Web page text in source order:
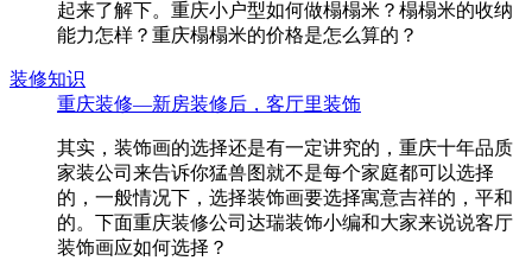
起来了解下。重庆小户型如何做榻榻米？榻榻米的收纳
能力怎样？重庆榻榻米的价格是怎么算的？
装修知识
重庆装修—新房装修后，客厅里装饰
其实，装饰画的选择还是有一定讲究的，重庆十年品质
家装公司来告诉你猛兽图就不是每个家庭都可以选择
的，一般情况下，选择装饰画要选择寓意吉祥的，平和
的。下面重庆装修公司达瑞装饰小编和大家来说说客厅
装饰画应如何选择？